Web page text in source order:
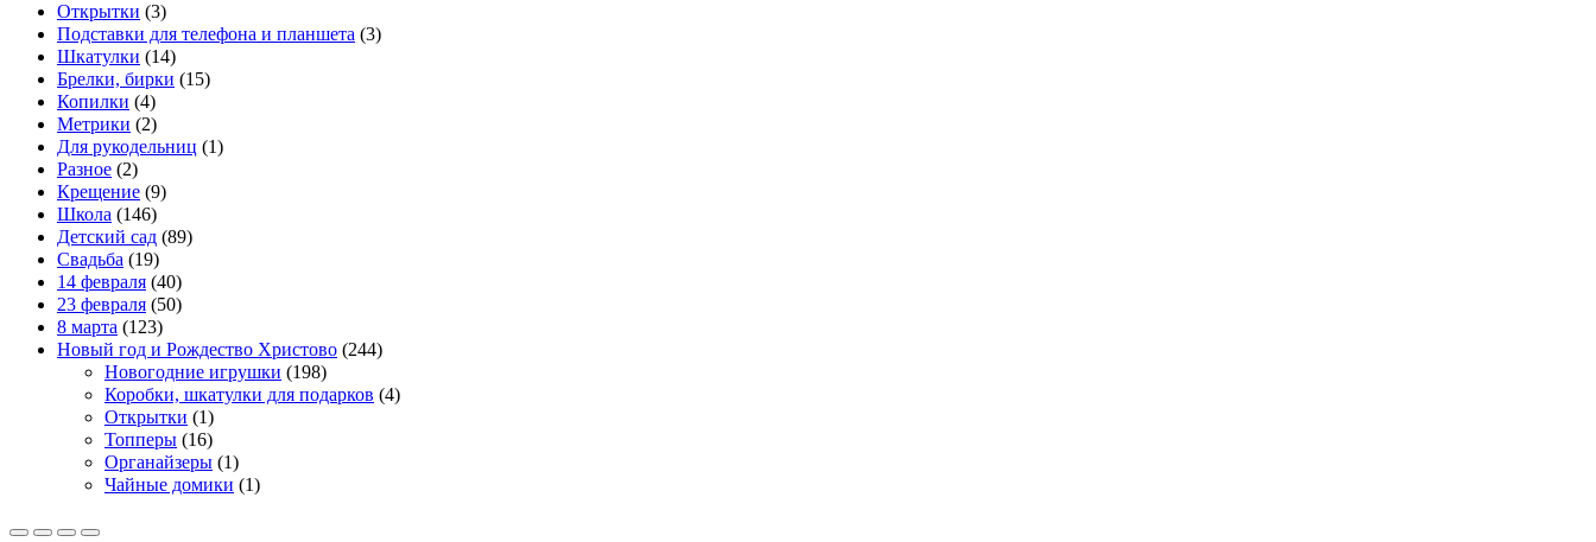
Открытки (3)
Подставки для телефона и планшета (3)
Шкатулки (14)
Брелки, бирки (15)
Копилки (4)
Метрики (2)
Для рукодельниц (1)
Разное (2)
Крещение (9)
Школа (146)
Детский сад (89)
Свадьба (19)
14 февраля (40)
23 февраля (50)
8 марта (123)
Новый год и Рождество Христово (244)
Новогодние игрушки (198)
Коробки, шкатулки для подарков (4)
Открытки (1)
Топперы (16)
Органайзеры (1)
Чайные домики (1)